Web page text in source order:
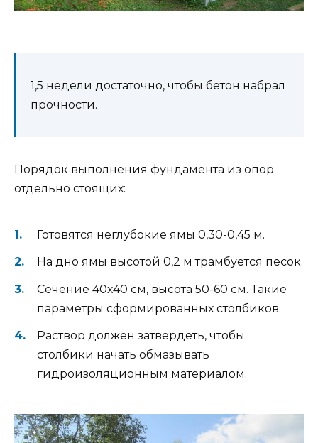
1,5 недели достаточно, чтобы бетон набрал
прочности.
Порядок выполнения фундамента из опор
отдельно стоящих:
Готовятся неглубокие ямы 0,30-0,45 м.
На дно ямы высотой 0,2 м трамбуется песок.
Сечение 40х40 см, высота 50-60 см. Такие
параметры сформированных столбиков.
Раствор должен затвердеть, чтобы
столбики начать обмазывать
гидроизоляционным материалом.